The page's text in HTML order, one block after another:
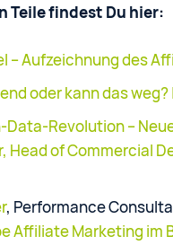
Teile findest Du hier:
– Aufzeichnung des
oder kann das
Data-Revolution –
Head of Commercial
, Performance
Affiliate Marketing im